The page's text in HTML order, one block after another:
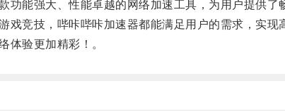
能强大、性能卓越的网络加速工具，为用户提供了
竞技，哔咔哔咔加速器都能满足用户的需求，实现
验更加精彩！。